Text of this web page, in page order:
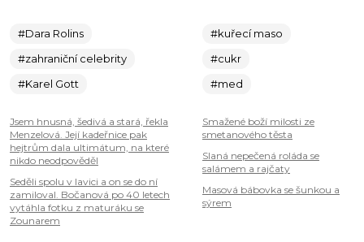
#Dara Rolins
#zahraniční celebrity
#Karel Gott
Jsem hnusná, šedivá a stará, řekla
Menzelová. Její kadeřnice pak
hejtrům dala ultimátum, na které
nikdo neodpověděl
Seděli spolu v lavici a on se do ní
zamiloval. Bočanová po 40 letech
vytáhla fotku z maturáku se
Zounarem
#kuřecí maso
#cukr
#med
Smažené boží milosti ze
smetanového těsta
Slaná nepečená roláda se
salámem a rajčaty
Masová bábovka se šunkou a
sýrem